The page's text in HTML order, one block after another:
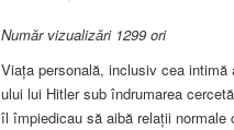
Număr vizualizări 1299 ori
Viața personală, inclusiv cea
ului lui Hitler sub îndrumarea
îl împiedicau să aibă relații